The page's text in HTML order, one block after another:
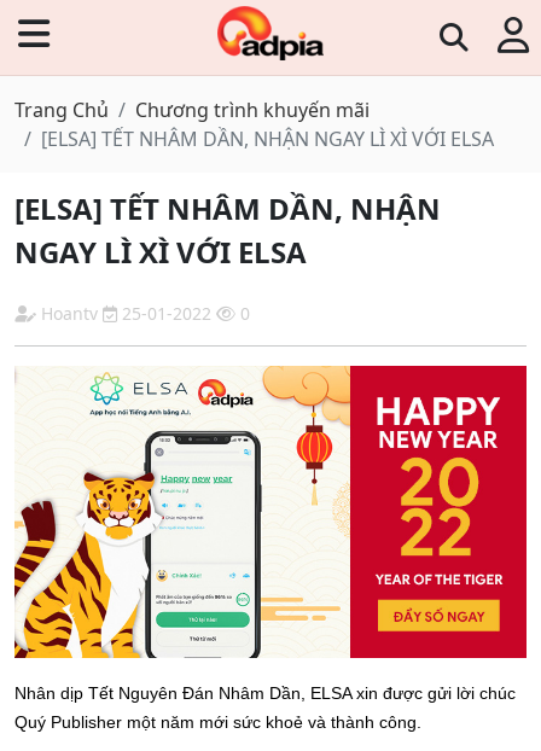
Trang Chủ
Chương trình khuyến mãi
[ELSA] TẾT NHÂM DẦN, NHẬN NGAY LÌ XÌ VỚI ELSA
[ELSA] TẾT NHÂM DẦN, NHẬN
NGAY LÌ XÌ VỚI ELSA
Hoantv 25-01-2022 0
Nhân dịp Tết Nguyên Đán Nhâm Dần, ELSA xin được gửi lời chúc
Quý Publisher một năm mới sức khoẻ và thành công.